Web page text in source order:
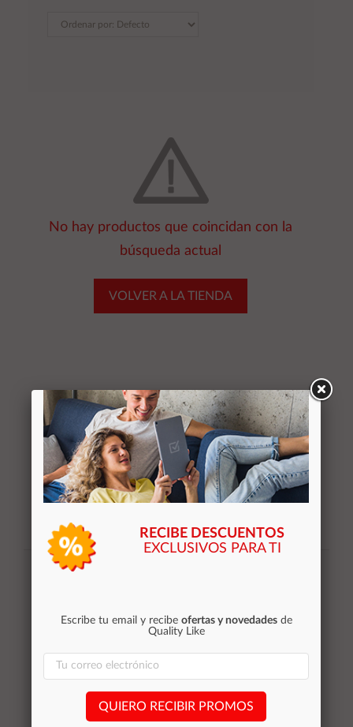
No hay productos que coincidan con la
búsqueda actual
VOLVER A LA TIENDA
Suscribirse
Categorías
RECIBE DESCUENTOS
EXCLUSIVOS PARA TI
Escribe tu email y recibe ofertas y novedadesde
Quality Like
QUIERO RECIBIR PROMOS